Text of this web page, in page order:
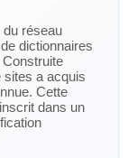
du réseau
dictionnaires
Construite
sites a acquis
Cette
dans un